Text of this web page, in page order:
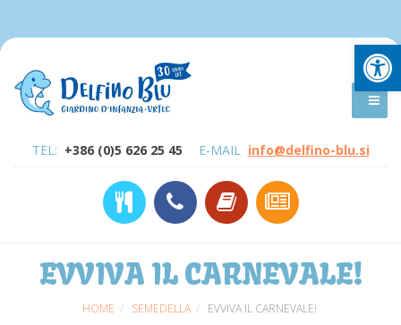
TEL: +386 (0)5 626 25 45 E-MAIL info@delfino-blu.si
EVVIVA IL CARNEVALE!
HOME SEMEDELLA EVVIVA IL CARNEVALE!